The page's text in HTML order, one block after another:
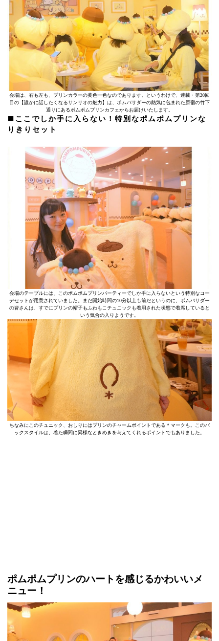
会場は、右も左も、プリンカラーの黄色一色なのであります。というわけで、連載・第20回
目の【誰かに話したくなるサンリオの魅力】は、ポムバサダーの熱気に包まれた原宿の竹下
通りにあるポムポムプリンカフェからお届けいたします。
■ここでしか手に入らない！特別なポムポムプリンな
りきりセット
会場のテーブルには、このポムポムプリンパーティーでしか手に入らないという特別なコー
デセットが用意されていました。まだ開始時間の10分以上も前だというのに、ポムバサダー
の皆さんは、すでにプリンの帽子もふわもこチュニックも着用された状態で着席していると
いう気合の入りようです。
ちなみにこのチュニック、おしりにはプリンのチャームポイントである＊マークも。このバ
ックスタイルは、着た瞬間に異様なときめきを与えてくれるポイントでもありました。
ポムポムプリンのハートを感じるかわいいメ
ニュー！